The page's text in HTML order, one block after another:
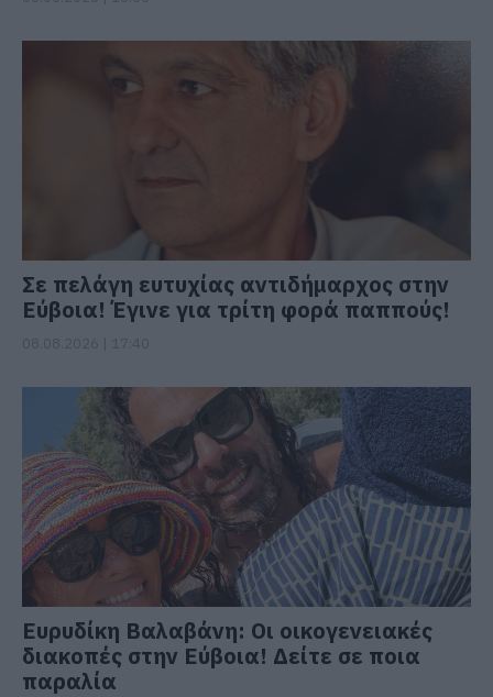
Σε πελάγη ευτυχίας αντιδήμαρχος στην
Εύβοια! Έγινε για τρίτη φορά παππούς!
Ευρυδίκη Βαλαβάνη: Οι οικογενειακές
διακοπές στην Εύβοια! Δείτε σε ποια
παραλία